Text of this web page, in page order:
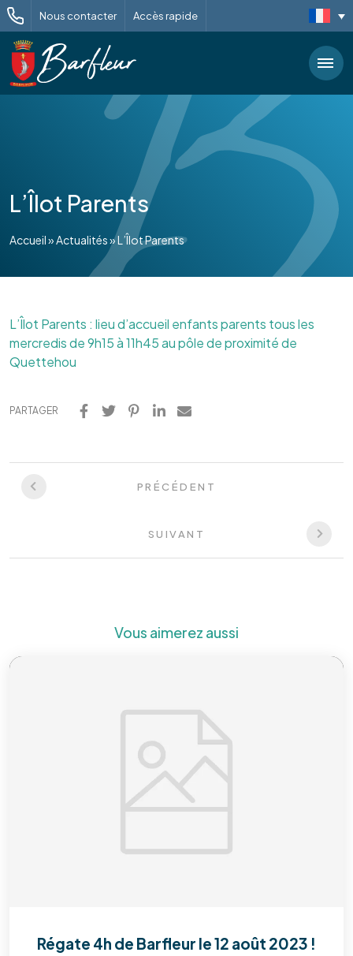
Nous contacter Accès rapide
L’Îlot Parents
Accueil»Actualités»L’Îlot Parents
L’Îlot Parents : lieu d’accueil enfants parents tous les
mercredis de 9h15 à 11h45 au pôle de proximité de
Quettehou
PARTAGER
PRÉCÉDENT
SUIVANT
Vous aimerez aussi
Régate 4h de Barfleur le 12 août 2023 !